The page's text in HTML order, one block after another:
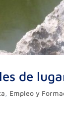
de
Empleo y